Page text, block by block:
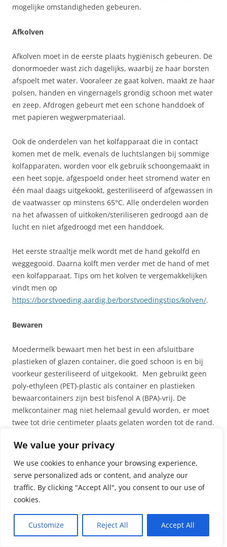
We value your privacy
We use cookies to enhance your browsing experience,
serve personalized ads or content, and analyze our
traffic. By clicking "Accept All", you consent to our use of
cookies.
Customize Reject All Accept All
mogelijke omstandigheden gebeuren.
Afkolven
Afkolven moet in de eerste plaats hygiënisch gebeuren. De
donormoeder wast zich dagelijks, waarbij ze haar borsten
afspoelt met water. Vooraleer ze gaat kolven, maakt ze haar
polsen, handen en vingernagels grondig schoon met water
en zeep. Afdrogen gebeurt met een schone handdoek of
met papieren wegwerpmateriaal.
Ook de onderdelen van het kolfapparaat die in contact
komen met de melk, evenals de luchtslangen bij sommige
kolfapparaten, worden voor elk gebruik schoongemaakt in
een heet sopje, afgespoeld onder heet stromend water en
één maal daags uitgekookt, gesteriliseerd of afgewassen in
de vaatwasser op minstens 65°C. Alle onderdelen worden
na het afwassen of uitkoken/steriliseren gedroogd aan de
lucht en niet afgedroogd met een handdoek.
Het eerste straaltje melk wordt met de hand gekolfd en
weggegooid. Daarna kolft men verder met de hand of met
een kolfapparaat. Tips om het kolven te vergemakkelijken
vindt men op
https://borstvoeding.aardig.be/borstvoedingstips/kolven/.
Bewaren
Moedermelk bewaart men het best in een afsluitbare
plastieken of glazen container, die goed schoon is en bij
voorkeur gesteriliseerd of uitgekookt. Men gebruikt geen
poly-ethyleen (PET)-plastic als container en plastieken
bewaarcontainers zijn best bisfenol A (BPA)-vrij. De
melkcontainer mag niet helemaal gevuld worden, er moet
twee tot drie centimeter plaats gelaten worden tot de rand.
Hoe langer men moedermelk bewaart, hoe meer kans men
heeft dat de voedingswaarde en de afweercapaciteit
gedeeltelijk verloren gaan. Hou de bewaartijd dus zo kort
mogelijk. Voor eigen gebruik is verse of gekoelde melk te
zes uur veilig bewaard blijven op kamertemperatuur (19-
26°C) en zo’n vier-vijf dagen lang in de koelkast (< 4°C).